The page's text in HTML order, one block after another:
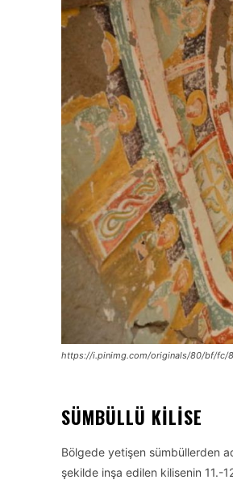
https://i.pinimg.com/originals/80/bf/fc/
SÜMBÜLLÜ KILISE
Bölgede yetişen sümbüllerden
şekilde inşa edilen kilisenin 11.-